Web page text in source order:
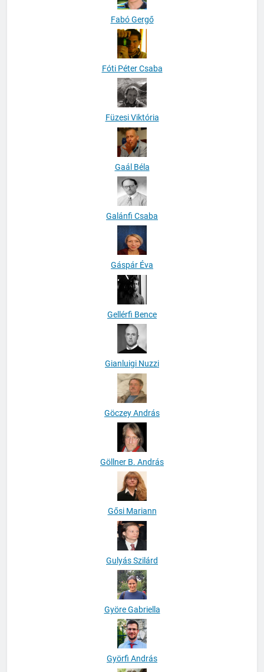
Fabó Gergő
Fóti Péter Csaba
Füzesi Viktória
Gaál Béla
Galánfi Csaba
Gáspár Éva
Gellérfi Bence
Gianluigi Nuzzi
Göczey András
Göllner B. András
Gősi Mariann
Gulyás Szilárd
Györe Gabriella
Györfi András